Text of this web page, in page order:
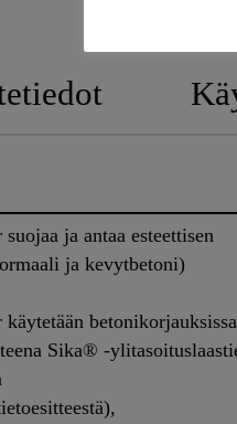
ja antaa esteettisen
ja kevytbetoni)
betonikorjauksissa
Sika® -